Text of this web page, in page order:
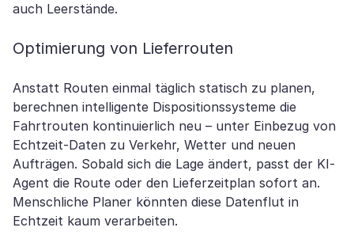
auch Leerstände.
Optimierung von Lieferrouten
Anstatt Routen einmal täglich statisch zu planen,
berechnen intelligente Dispositionssysteme die
Fahrtrouten kontinuierlich neu – unter Einbezug von
Echtzeit-Daten zu Verkehr, Wetter und neuen
Aufträgen. Sobald sich die Lage ändert, passt der KI-
Agent die Route oder den Lieferzeitplan sofort an.
Menschliche Planer könnten diese Datenflut in
Echtzeit kaum verarbeiten.